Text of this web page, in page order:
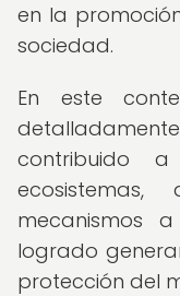
en la
sociedad.
En este
contribuido
mecanismos
logrado
protección del